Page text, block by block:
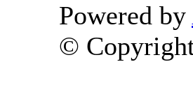
Powered by
©